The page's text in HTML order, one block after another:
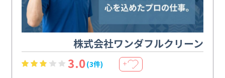
株式会社ワンダフルクリーン
3.0(3件) ＋